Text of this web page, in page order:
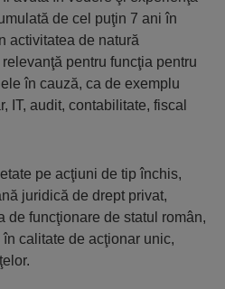
de cel puţin 7 ani în
activitatea de natură
pentru funcţia pentru
în cauză, ca de exemplu
IT, audit, contabilitate, fiscal
pe acţiuni de tip închis,
juridică de drept privat,
de funcţionare de statul român,
calitate de acţionar unic,